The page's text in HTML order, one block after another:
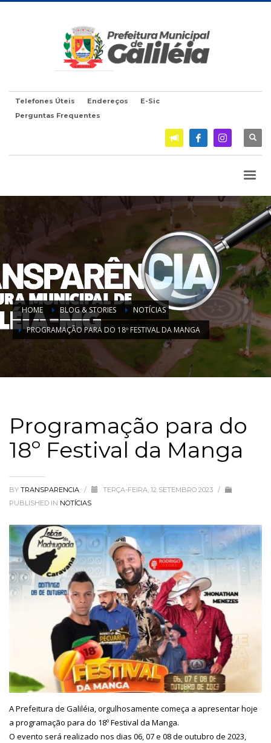
Telefones Úteis Endereços
E-Sic
Perguntas Frequentes
HOME BLOG & STORIES
NOTÍCIAS
PROGRAMAÇÃO PARA DO 18º FESTIVAL DA MANGA
Programação para do
18º Festival da Manga
BY TRANSPARENCIA / TERÇA-FEIRA, 12 SETEMBRO 2023 /
PUBLISHED IN NOTÍCIAS
A Prefeitura de Galiléia, orgulhosamente começa a apresentar hoje
a programação para do 18º Festival da Manga.
O evento será realizado nos dias 06, 07 e 08 de outubro de 2023,